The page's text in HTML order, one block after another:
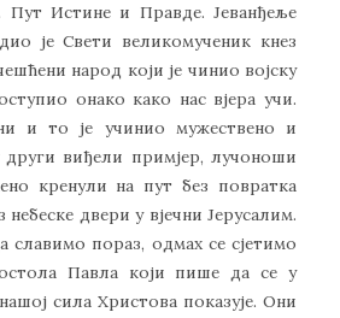
Пут Истине и Правде. Јеванђеље
је Свети великомученик кнез
народ који је чинио војску
онако како нас вјера учи.
и то је учинио мужествено и
виђели примјер, лучоноши
кренули на пут без повратка
двери у вјечни Јерусалим.
славимо пораз, одмах се сјетимо
Павла који пише да се у
сила Христова показује. Они